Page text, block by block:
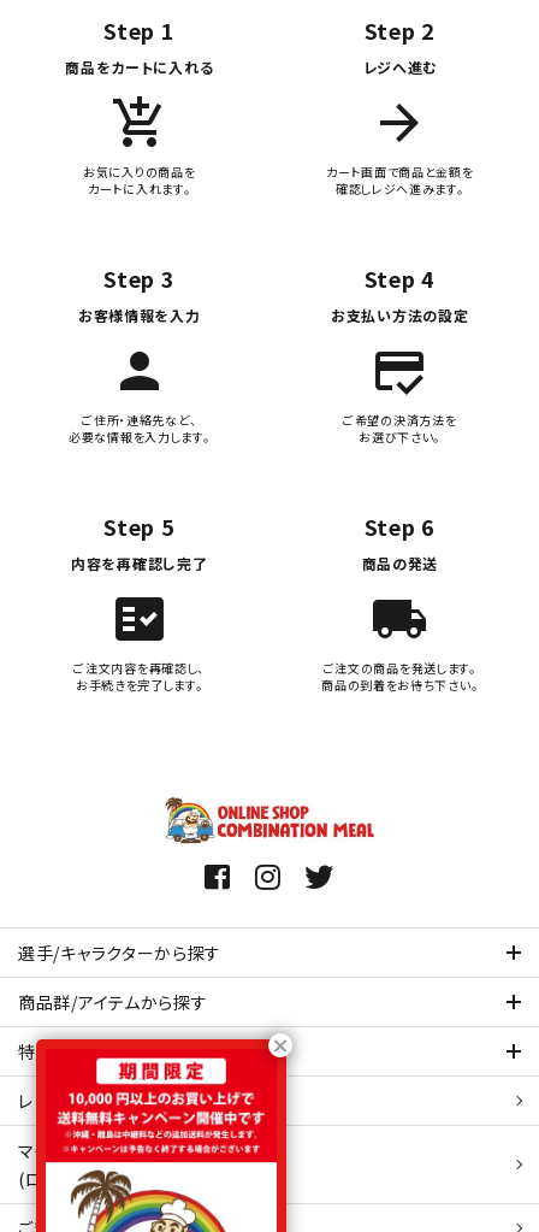
Step 1
商品をカートに入れる
add_shopping_cart
お気に入りの商品を
カートに入れます。
Step 2
レジへ進む
arrow_forward
カート画面で商品と金額を
確認しレジへ進みます。
Step 3
お客様情報を入力
person
ご住所・連絡先など、
必要な情報を入力します。
Step 4
お支払い方法の設定
credit_score
ご希望の決済方法を
お選び下さい。
Step 5
内容を再確認し完了
fact_check
ご注文内容を再確認し、
お手続きを完了します。
Step 6
商品の発送
local_shipping
ご注文の商品を発送します。
商品の到着をお待ち下さい。
選手/キャラクターから探す
商品群/アイテムから探す
特集ページを見てみる
レビュー・口コミ 一覧ページ
マイアカウント
(ログイン/新規会員登録)